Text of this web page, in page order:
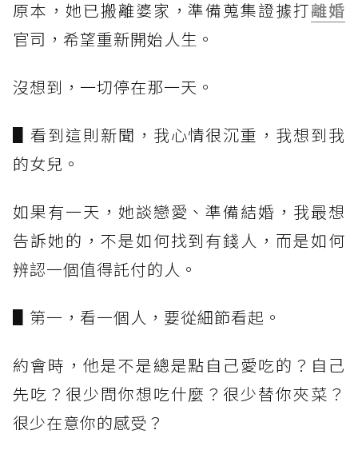
原本，她已搬離婆家，準備蒐集證據打離婚
官司，希望重新開始人生。
沒想到，一切停在那一天。
▋看到這則新聞，我心情很沉重，我想到我
的女兒。
如果有一天，她談戀愛、準備結婚，我最想
告訴她的，不是如何找到有錢人，而是如何
辨認一個值得託付的人。
▋第一，看一個人，要從細節看起。
約會時，他是不是總是點自己愛吃的？自己
先吃？很少問你想吃什麼？很少替你夾菜？
很少在意你的感受？